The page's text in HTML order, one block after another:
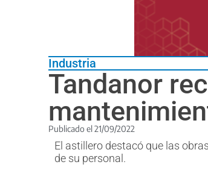
Industria
Tandanor
Publicado el 21/09/2022
El astillero destacó que las
de su personal.